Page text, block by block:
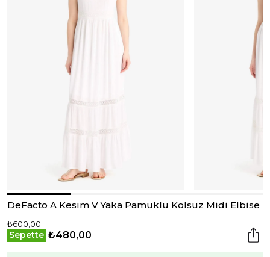
DeFacto A Kesim V Yaka Pamuklu Kolsuz Midi Elbise
₺600,00
Sepette ₺480,00